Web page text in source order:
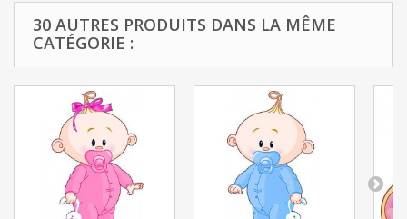
30 AUTRES PRODUITS DANS LA MÊME
CATÉGORIE :